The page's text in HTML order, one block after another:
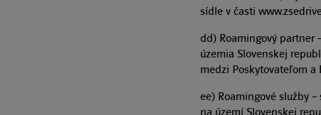
sídle v časti
dd) Roamingový partner
územia Slovenskej
medzi Poskytovateľom a
ee) Roamingové služby
na území Slovenskej